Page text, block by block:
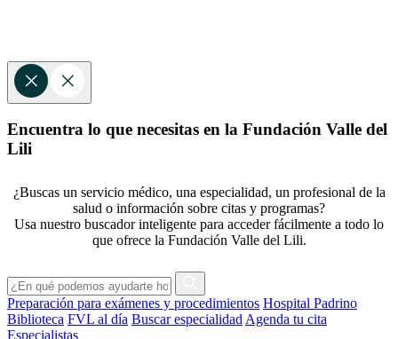
Encuentra lo que necesitas en la Fundación Valle del
Lili
¿Buscas un servicio médico, una especialidad, un profesional de la
salud o información sobre citas y programas?
Usa nuestro buscador inteligente para acceder fácilmente a todo lo
que ofrece la Fundación Valle del Lili.
Preparación para exámenes y procedimientos Hospital Padrino
Biblioteca FVL al día Buscar especialidad Agenda tu cita
Especialistas